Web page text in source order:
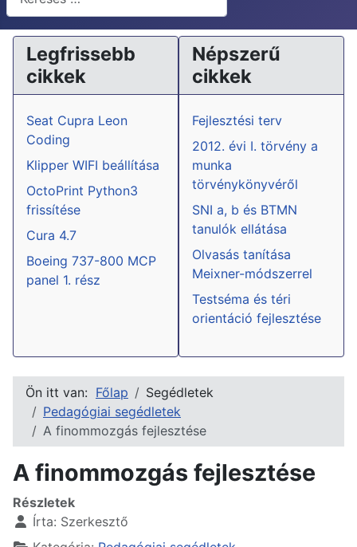
Legfrissebb
cikkek
Seat Cupra Leon
Coding
Klipper WIFI beállítása
OctoPrint Python3
frissítése
Cura 4.7
Boeing 737-800 MCP
panel 1. rész
Népszerű
cikkek
Fejlesztési terv
2012. évi I. törvény a
munka
törvénykönyvéről
SNI a, b és BTMN
tanulók ellátása
Olvasás tanítása
Meixner-módszerrel
Testséma és téri
orientáció fejlesztése
Ön itt van: Főlap
Segédletek
Pedagógiai segédletek
A finommozgás fejlesztése
A finommozgás fejlesztése
Részletek
Írta: Szerkesztő